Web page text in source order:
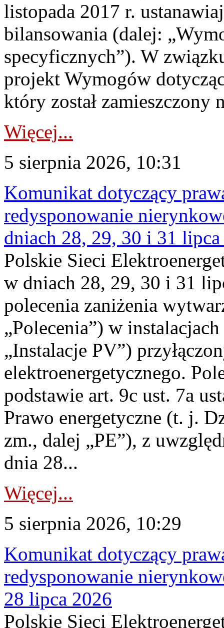
listopada 2017 r.
bilansowania (dalej:
specyficznych”). W
projekt Wymogów
który został zamieszczony
Więcej...
5 sierpnia 2026, 10:31
Komunikat dotyczący
redysponowanie
dniach 28, 29, 30 i 31
Polskie Sieci
w dniach 28, 29, 30 i 31
polecenia zaniżenia
„Polecenia”) w
„Instalacje PV”)
elektroenergetycznego.
podstawie art. 9c ust. 7a
Prawo energetyczne (t. j.
zm., dalej „PE”), z
dnia 28...
Więcej...
5 sierpnia 2026, 10:29
Komunikat dotyczący
redysponowanie
28 lipca 2026
Polskie Sieci